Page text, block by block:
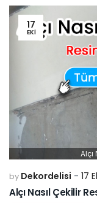
17
EKI
Alçı
by Dekordelisi 17
Alçı Nasıl Çekilir